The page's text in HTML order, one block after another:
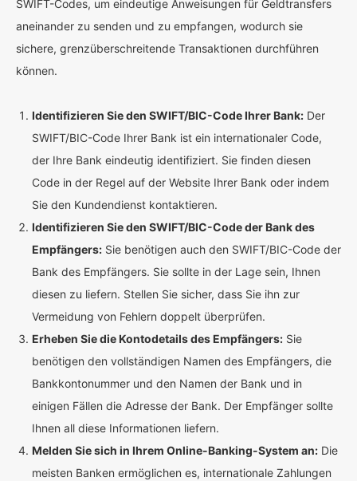
SWIFT-Codes, um eindeutige Anweisungen für Geldtransfers
aneinander zu senden und zu empfangen, wodurch sie
sichere, grenzüberschreitende Transaktionen durchführen
können.
Identifizieren Sie den SWIFT/BIC-Code Ihrer Bank: Der
SWIFT/BIC-Code Ihrer Bank ist ein internationaler Code,
der Ihre Bank eindeutig identifiziert. Sie finden diesen
Code in der Regel auf der Website Ihrer Bank oder indem
Sie den Kundendienst kontaktieren.
Identifizieren Sie den SWIFT/BIC-Code der Bank des
Empfängers: Sie benötigen auch den SWIFT/BIC-Code der
Bank des Empfängers. Sie sollte in der Lage sein, Ihnen
diesen zu liefern. Stellen Sie sicher, dass Sie ihn zur
Vermeidung von Fehlern doppelt überprüfen.
Erheben Sie die Kontodetails des Empfängers: Sie
benötigen den vollständigen Namen des Empfängers, die
Bankkontonummer und den Namen der Bank und in
einigen Fällen die Adresse der Bank. Der Empfänger sollte
Ihnen all diese Informationen liefern.
Melden Sie sich in Ihrem Online-Banking-System an: Die
meisten Banken ermöglichen es, internationale Zahlungen